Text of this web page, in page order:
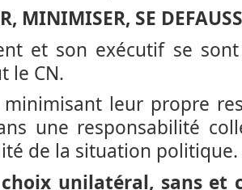
MINIMISER, SE
et son exécutif se
le CN.
minimisant leur propre
une responsabilité
de la situation politique.
unilatéral, sans et